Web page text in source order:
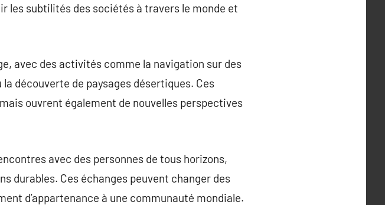
les subtilités des sociétés à travers le monde et
avec des activités comme la navigation sur des
découverte de paysages désertiques. Ces
ouvrent également de nouvelles perspectives
avec des personnes de tous horizons,
durables. Ces échanges peuvent changer des
d’appartenance à une communauté mondiale.